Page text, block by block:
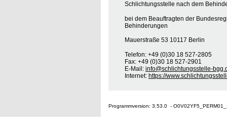
Schlichtungsstelle nach dem
bei dem Beauftragten der
Behinderungen
Mauerstraße 53 10117 Berlin
Telefon: +49 (0)30 18 527-2805
Fax: +49 (0)30 18 527-2901
E-Mail: info@schlichtungsstelle-
Internet: https://
Programmversion: 3.53.0 -